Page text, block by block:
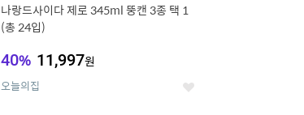
나랑드사이다 제로 345ml 뚱캔 3종 택 1
(총 24입)
40% 11,997원
오늘의집 좋